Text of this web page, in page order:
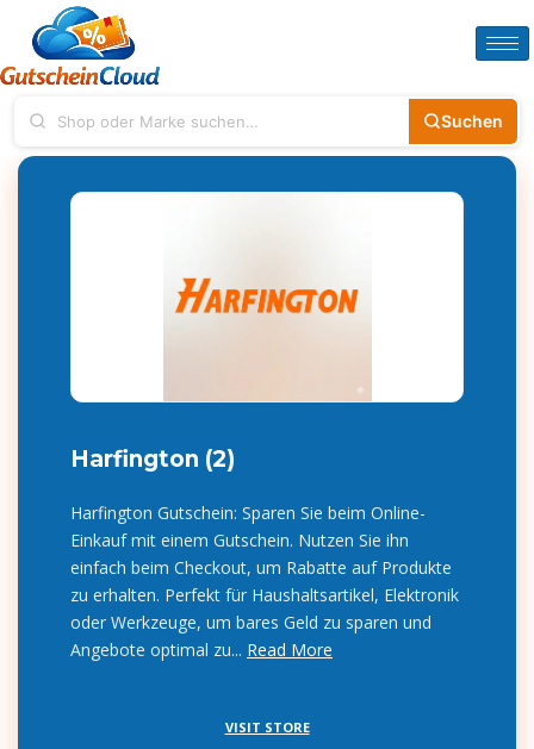
Suchen
Harfington (2)
Harfington Gutschein: Sparen Sie beim Online-
Einkauf mit einem Gutschein. Nutzen Sie ihn
einfach beim Checkout, um Rabatte auf Produkte
zu erhalten. Perfekt für Haushaltsartikel, Elektronik
oder Werkzeuge, um bares Geld zu sparen und
Angebote optimal zu... Read More
VISIT STORE